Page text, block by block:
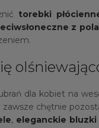
torebki
z
dla kobiet na
chętnie
, eleganckie bluzki